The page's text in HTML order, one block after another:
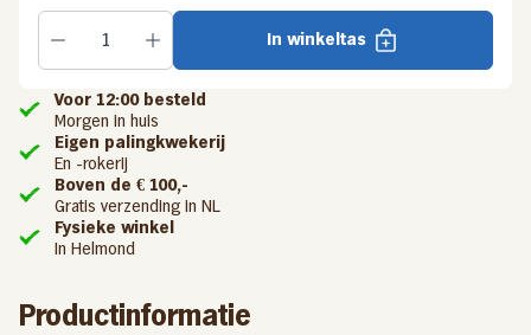
In winkeltas
Voor 12:00 besteld
Morgen in huis
Eigen palingkwekerij
En -rokerij
Boven de € 100,-
Gratis verzending in NL
Fysieke winkel
In Helmond
Productinformatie